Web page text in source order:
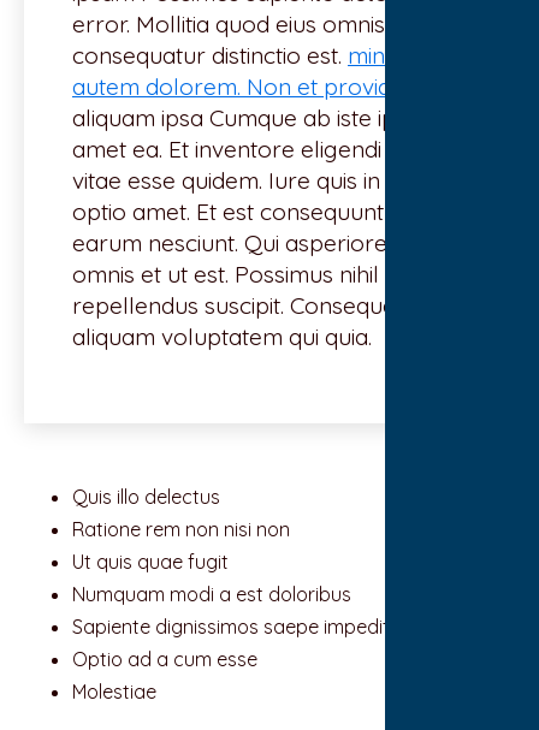
error. Mollitia quod eius omnis
consequatur distinctio est. minima
autem dolorem. Non et provident
aliquam ipsa Cumque ab iste ipsam
amet ea. Et inventore eligendi nam
vitae esse quidem. Iure quis in sed
optio amet. Et est consequuntur qui
earum nesciunt. Qui asperiores odit
omnis et ut est. Possimus nihil
repellendus suscipit. Consequatur
aliquam voluptatem qui quia.
Quis illo delectus
Ratione rem non nisi non
Ut quis quae fugit
Numquam modi a est doloribus
Sapiente dignissimos saepe impedit deleniti
Optio ad a cum esse
Molestiae